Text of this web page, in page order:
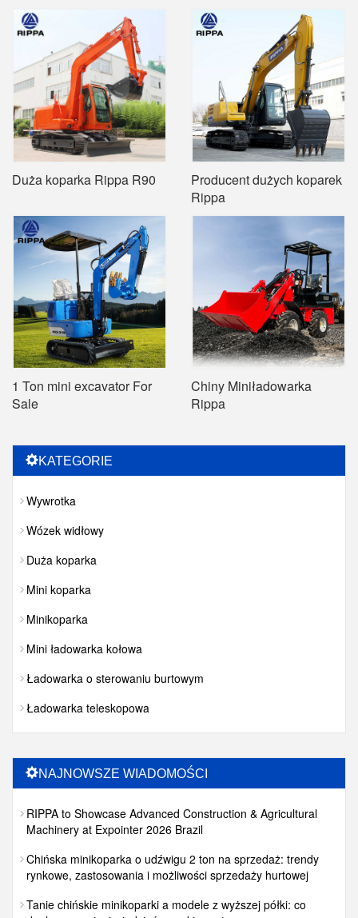
Duża koparka Rippa R90
Producent dużych koparek
Rippa
1 Ton mini excavator For
Sale
Chiny Miniładowarka
Rippa
KATEGORIE
Wywrotka
Wózek widłowy
Duża koparka
Mini koparka
Minikoparka
Mini ładowarka kołowa
Ładowarka o sterowaniu burtowym
Ładowarka teleskopowa
NAJNOWSZE WIADOMOŚCI
RIPPA to Showcase Advanced Construction & Agricultural
Machinery at Expointer 2026 Brazil
Chińska minikoparka o udźwigu 2 ton na sprzedaż: trendy
rynkowe, zastosowania i możliwości sprzedaży hurtowej
Tanie chińskie minikoparki a modele z wyższej półki: co